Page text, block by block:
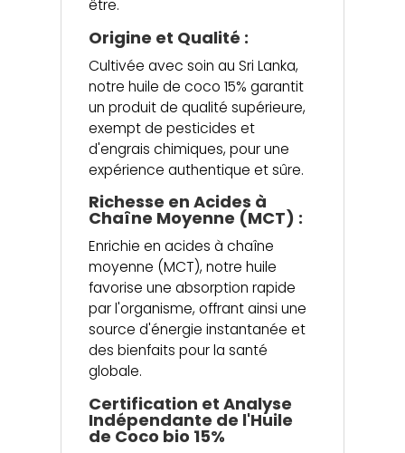
être.
Origine et Qualité :
Cultivée avec soin au Sri Lanka,
notre huile de coco 15% garantit
un produit de qualité supérieure,
exempt de pesticides et
d'engrais chimiques, pour une
expérience authentique et sûre.
Richesse en Acides à
Chaîne Moyenne (MCT) :
Enrichie en acides à chaîne
moyenne (MCT), notre huile
favorise une absorption rapide
par l'organisme, offrant ainsi une
source d'énergie instantanée et
des bienfaits pour la santé
globale.
Certification et Analyse
Indépendante de l'Huile
de Coco bio 15%